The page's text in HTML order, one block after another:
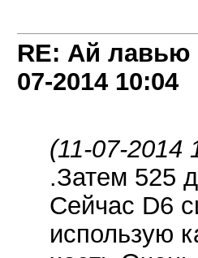
RE: Ай лавью
07-2014 10:04
(11-07-2014
.Затем 525
Сейчас D6
использую